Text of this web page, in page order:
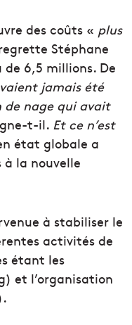
des coûts « plus
Stéphane
de 6,5 millions. De
jamais été
de nage qui avait
t-il. Et ce n’est
état globale a
à la nouvelle
à stabiliser le
activités de
étant les
et l’organisation